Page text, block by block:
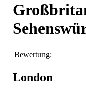
Bewertung:
London